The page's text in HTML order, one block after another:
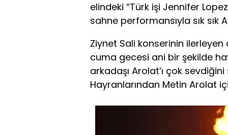
elindeki “Türk işi Jennifer
sahne performansıyla sık sık
Ziynet Sali konserinin
cuma gecesi ani bir şekilde
arkadaşı Arolat’ı çok
Hayranlarından Metin Arolat